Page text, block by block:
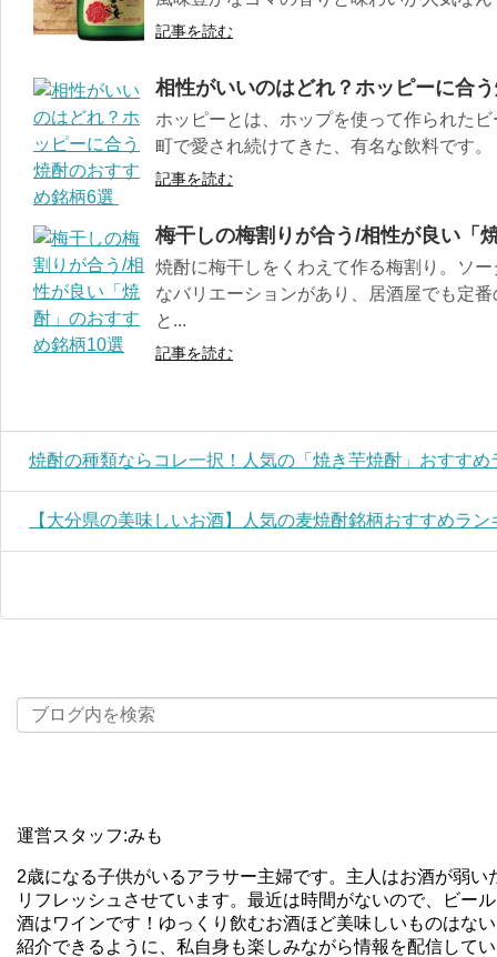
記事を読む
相‌性‌が‌い‌い‌の‌は‌ど‌れ？‌ホッ‌ピー‌に‌合‌
ホッピーとは、ホップを使って作られた
町で愛され続けてきた、有名な飲料です
記事を読む
梅干しの梅割りが合う/相性が良い「
焼酎に梅干しをくわえて作る梅割り。ソ
なバリエーションがあり、居酒屋でも定
と...
記事を読む
焼酎の種類ならコレ一択！人気の「焼き芋焼酎」おすすめ
【大分県の美味しいお酒】人気の麦焼酎銘柄おすすめラン
運営スタッフ:みも
2歳になる子供がいるアラサー主婦です。主人はお酒が弱
リフレッシュさせています。最近は時間がないので、ビー
酒はワインです！ゆっくり飲むお酒ほど美味しいものはな
紹介できるように、私自身も楽しみながら情報を配信して